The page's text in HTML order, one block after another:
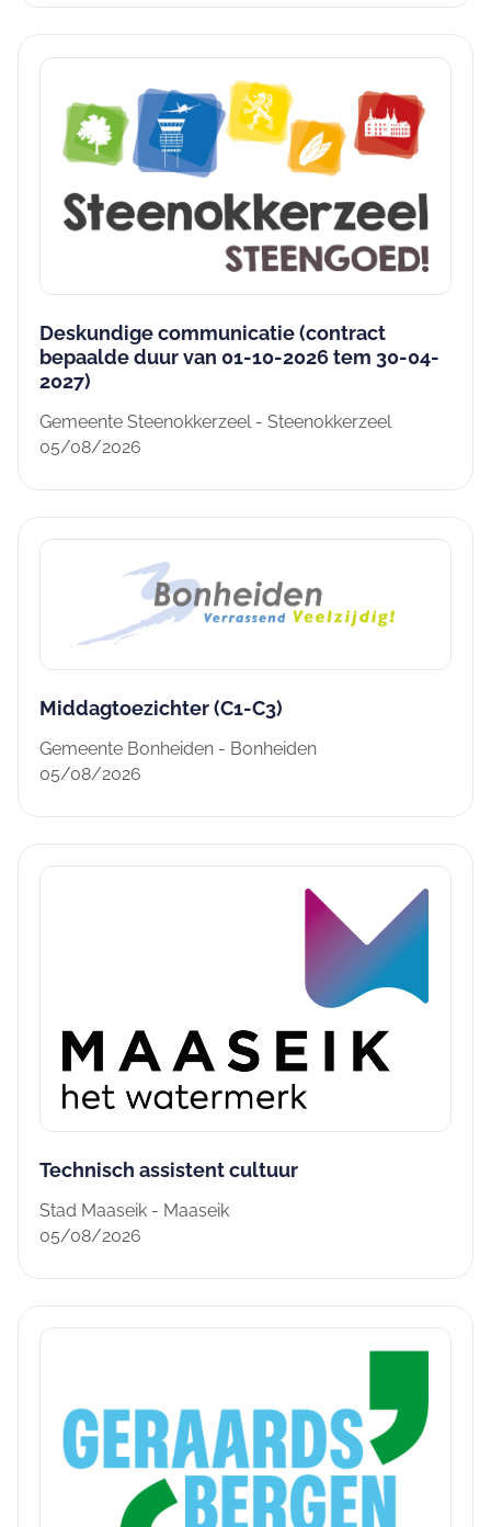
Deskundige communicatie (contract
bepaalde duur van 01-10-2026 tem 30-04-
2027)
Gemeente Steenokkerzeel - Steenokkerzeel
05/08/2026
Middagtoezichter (C1-C3)
Gemeente Bonheiden - Bonheiden
05/08/2026
Technisch assistent cultuur
Stad Maaseik - Maaseik
05/08/2026